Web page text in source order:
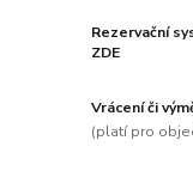
Rezervační
ZDE
Vrácení či
(platí pro